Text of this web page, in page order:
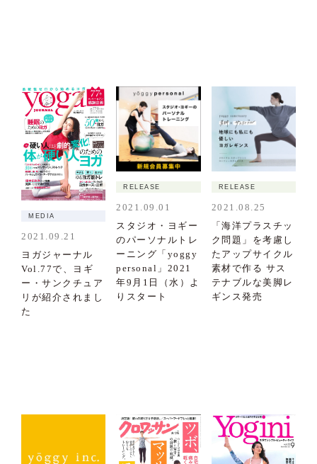
MEDIA
2021.09.21
ヨガジャーナル
Vol.77で、ヨギ
ー・サンクチュア
リが紹介されまし
た
RELEASE
2021.09.01
スタジオ・ヨギー
のパーソナルトレ
ーニング「yoggy
personal」2021
年9月1日（水）よ
りスタート
RELEASE
2021.08.25
「海洋プラスチッ
ク問題」を考慮し
たアップサイクル
素材で作る サス
テナブルな美脚レ
ギンス発売